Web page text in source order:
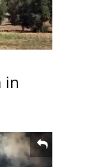
in